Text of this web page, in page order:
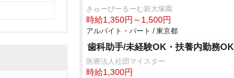
きゅーぴーるーむ新大塚園
時給1,350円～1,500円
アルバイト・パート / 東京都
歯科助手/未経験OK・扶養内勤務OK
医療法人社団マイスター
時給1,300円